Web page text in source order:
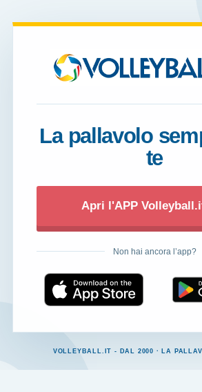
La pallavolo
te
Apri l'APP
Non hai ancora l’app?
VOLLEYBALL.IT - DAL 2000 · LA